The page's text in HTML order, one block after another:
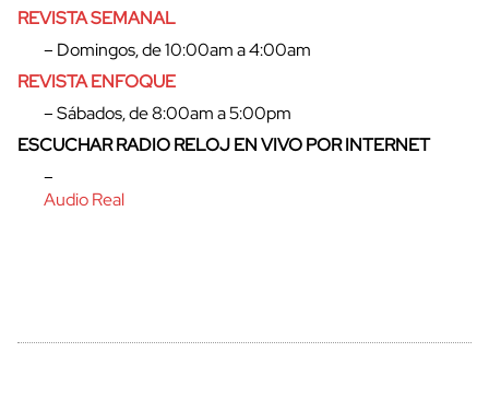
REVISTA SEMANAL
– Domingos, de 10:00am a 4:00am
REVISTA ENFOQUE
– Sábados, de 8:00am a 5:00pm
ESCUCHAR RADIO RELOJ EN VIVO POR INTERNET
–
Audio Real